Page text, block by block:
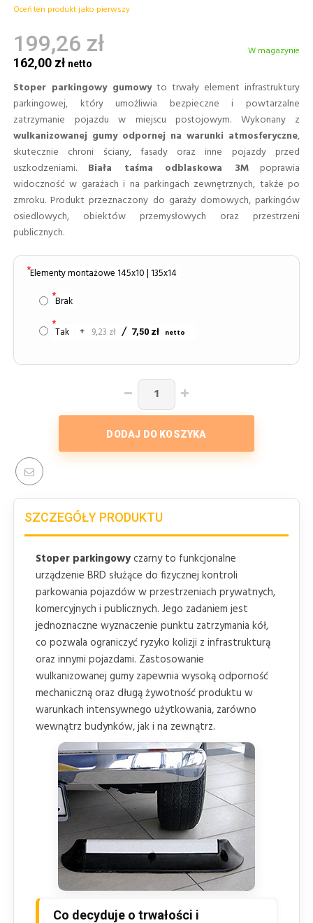
Oceń ten produkt jako pierwszy
199,26 zł
162,00 zł
W magazynie
Stoper parkingowy gumowyto trwały element infrastruktury
parkingowej, który umożliwia bezpieczne i powtarzalne
zatrzymanie pojazdu w miejscu postojowym. Wykonany z
wulkanizowanej gumy odpornej na warunki atmosferyczne,
skutecznie chroni ściany, fasady oraz inne pojazdy przed
uszkodzeniami. Biała taśma odblaskowa 3Mpoprawia
widoczność w garażach i na parkingach zewnętrznych, także po
zmroku. Produkt przeznaczony do garaży domowych, parkingów
osiedlowych, obiektów przemysłowych oraz przestrzeni
publicznych.
Elementy montażowe 145x10 | 135x14
Brak
Tak + 9,23 zł 7,50 zł
DODAJ DO KOSZYKA
SZCZEGÓŁY PRODUKTU
Stoper parkingowyczarny to funkcjonalne
urządzenie BRD służące do fizycznej kontroli
parkowania pojazdów w przestrzeniach prywatnych,
komercyjnych i publicznych. Jego zadaniem jest
jednoznaczne wyznaczenie punktu zatrzymania kół,
co pozwala ograniczyć ryzyko kolizji z infrastrukturą
oraz innymi pojazdami. Zastosowanie
wulkanizowanej gumy zapewnia wysoką odporność
mechaniczną oraz długą żywotność produktu w
warunkach intensywnego użytkowania, zarówno
wewnątrz budynków, jak i na zewnątrz.
Co decyduje o trwałości i